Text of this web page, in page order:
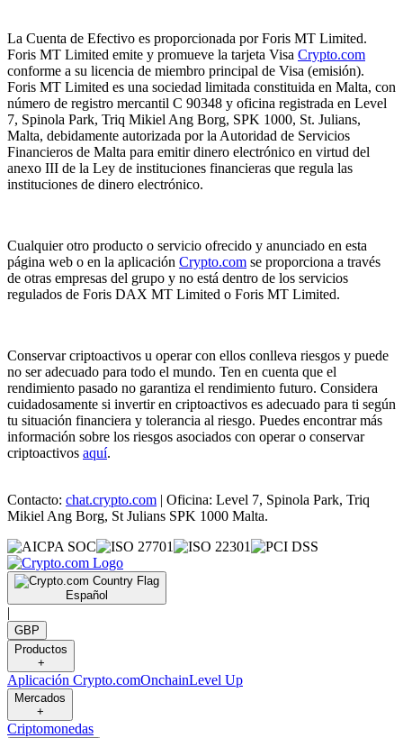
La Cuenta de Efectivo es proporcionada por Foris MT Limited.
Foris MT Limited emite y promueve la tarjeta Visa Crypto.com
conforme a su licencia de miembro principal de Visa (emisión).
Foris MT Limited es una sociedad limitada constituida en Malta, con
número de registro mercantil C 90348 y oficina registrada en Level
7, Spinola Park, Triq Mikiel Ang Borg, SPK 1000, St. Julians,
Malta, debidamente autorizada por la Autoridad de Servicios
Financieros de Malta para emitir dinero electrónico en virtud del
anexo III de la Ley de instituciones financieras que regula las
instituciones de dinero electrónico.
Cualquier otro producto o servicio ofrecido y anunciado en esta
página web o en la aplicación Crypto.com se proporciona a través
de otras empresas del grupo y no está dentro de los servicios
regulados de Foris DAX MT Limited o Foris MT Limited.
Conservar criptoactivos u operar con ellos conlleva riesgos y puede
no ser adecuado para todo el mundo. Ten en cuenta que el
rendimiento pasado no garantiza el rendimiento futuro. Considera
cuidadosamente si invertir en criptoactivos es adecuado para ti según
tu situación financiera y tolerancia al riesgo. Puedes encontrar más
información sobre los riesgos asociados con operar o conservar
criptoactivos aquí.
Contacto: chat.crypto.com | Oficina: Level 7, Spinola Park, Triq
Mikiel Ang Borg, St Julians SPK 1000 Malta.
Español
|
GBP
Productos
+
Aplicación Crypto.comOnchainLevel Up
Mercados
+
Criptomonedas